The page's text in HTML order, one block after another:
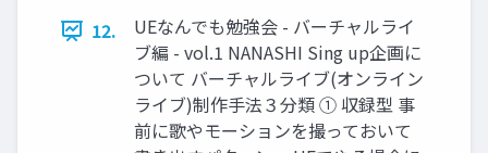
12.
UEなんでも勉強会 - バーチャルライ
ブ編 - vol.1 NANASHI Sing up企画に
ついて バーチャルライブ(オンライン
ライブ)制作手法３分類 ① 収録型 事
前に歌やモーションを撮っておいて